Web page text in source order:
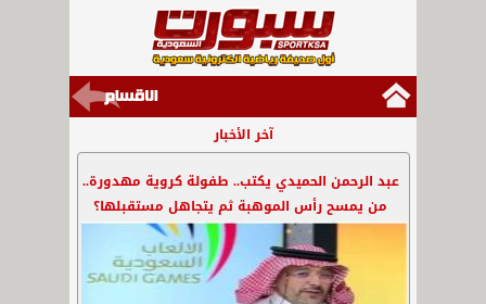
آخر الأخبار
عبد الرحمن الحميدي يكتب.. طفولة كروية مهدورة..
من يمسح رأس الموهبة ثم يتجاهل مستقبلها؟